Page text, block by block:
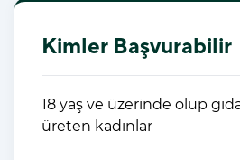
Kimler Başvurabilir
18 yaş ve üzerinde olup
üreten kadınlar